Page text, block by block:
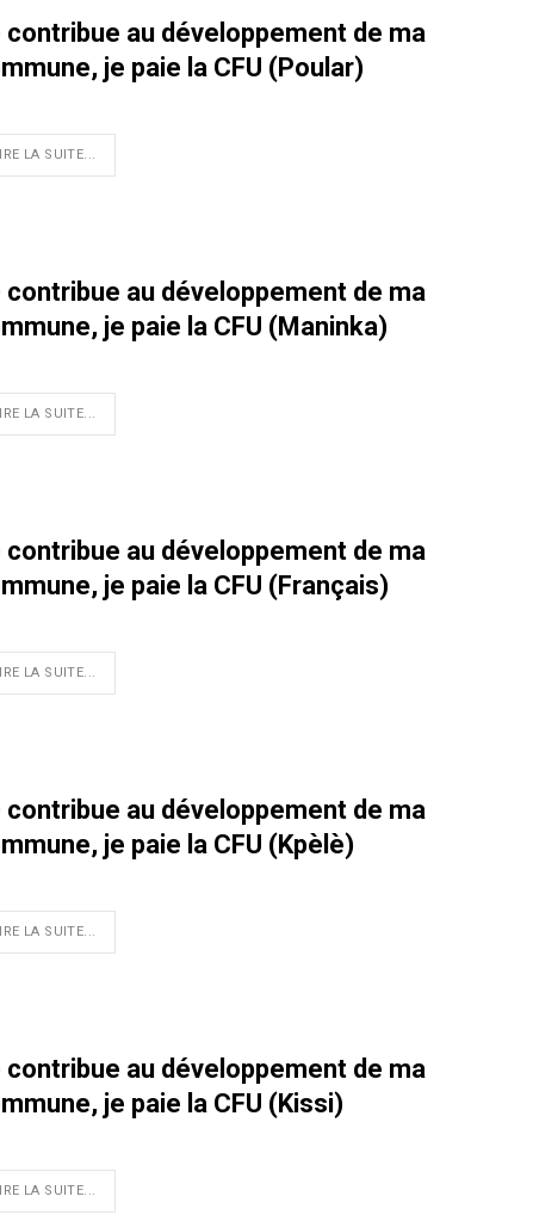
contribue au développement de ma
je paie la CFU (Poular)
LA SUITE...
contribue au développement de ma
je paie la CFU (Maninka)
LA SUITE...
contribue au développement de ma
je paie la CFU (Français)
LA SUITE...
contribue au développement de ma
je paie la CFU (Kpèlè)
LA SUITE...
contribue au développement de ma
je paie la CFU (Kissi)
LA SUITE...